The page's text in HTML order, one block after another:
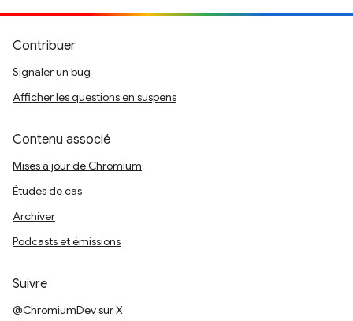
Contribuer
Signaler un bug
Afficher les questions en suspens
Contenu associé
Mises à jour de Chromium
Études de cas
Archiver
Podcasts et émissions
Suivre
@ChromiumDev sur X